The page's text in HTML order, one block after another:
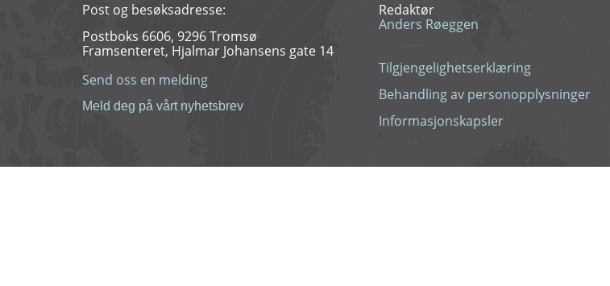
Post og besøksadresse:
Postboks 6606, 9296 Tromsø
Framsenteret, Hjalmar Johansens gate 14
Send oss en melding
Meld deg på vårt nyhetsbrev
Redaktør
Anders Røeggen
Tilgjengelighetserklæring
Behandling av personopplysninger
Informasjonskapsler